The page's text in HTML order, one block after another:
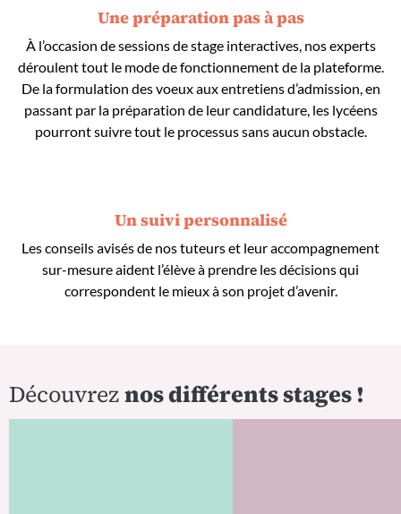
Une préparation pas à pas
À l’occasion de sessions de stage interactives, nos experts
déroulent tout le mode de fonctionnement de la plateforme.
De la formulation des voeux aux entretiens d’admission, en
passant par la préparation de leur candidature, les lycéens
pourront suivre tout le processus sans aucun obstacle.
Un suivi personnalisé
Les conseils avisés de nos tuteurs et leur accompagnement
sur-mesure aident l’élève à prendre les décisions qui
correspondent le mieux à son projet d’avenir.
Découvreznos différents stages !